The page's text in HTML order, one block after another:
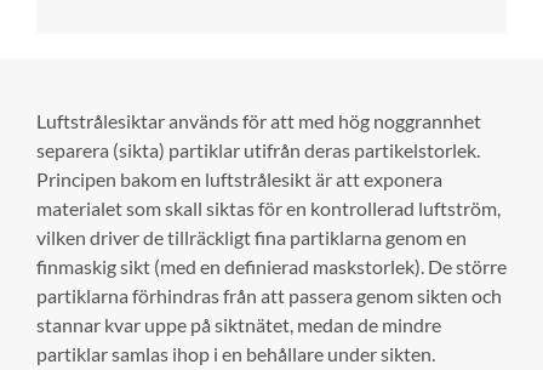
Luftstrålesiktar används för att med hög noggrannhet
separera (sikta) partiklar utifrån deras partikelstorlek.
Principen bakom en luftstrålesikt är att exponera
materialet som skall siktas för en kontrollerad luftström,
vilken driver de tillräckligt fina partiklarna genom en
finmaskig sikt (med en definierad maskstorlek). De större
partiklarna förhindras från att passera genom sikten och
stannar kvar uppe på siktnätet, medan de mindre
partiklar samlas ihop i en behållare under sikten.